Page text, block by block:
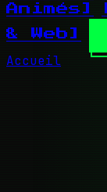
Animés]
& Web]
Accueil